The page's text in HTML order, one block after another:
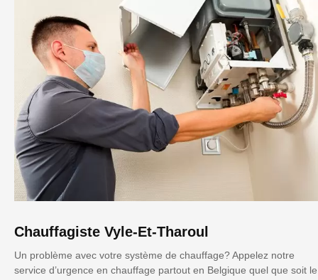
Chauffagiste Vyle-Et-Tharoul
Un problème avec votre système de chauffage? Appelez notre
service d’urgence en chauffage partout en Belgique quel que soit le